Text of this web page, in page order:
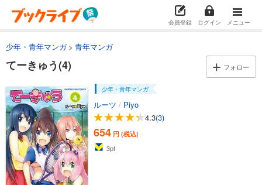
会員登録 ログイン メニュー
少年・青年マンガ 青年マンガ
てーきゅう(4) フォロー
少年・青年マンガ
ルーツ / Piyo
4.3(3)
654 円 (税込)
3pt